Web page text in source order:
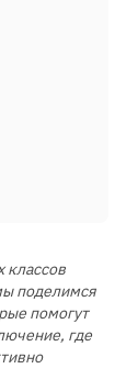
классов
поделимся
помогут
где